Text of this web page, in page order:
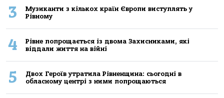
3
Музиканти з кількох країн Європи виступлять у
Рівному
4
Рівне попрощається із двома Захисниками, які
віддали життя на війні
5
Двох Героїв утратила Рівненщина: сьогодні в
обласному центрі з ними попрощаються